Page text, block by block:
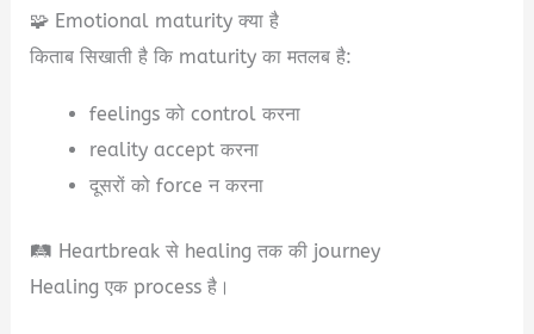
🧩 Emotional maturity क्या है
किताब सिखाती है कि maturity का मतलब है:
feelings को control करना
reality accept करना
दूसरों को force न करना
🛤️ Heartbreak से healing तक की journey
Healing एक process है।